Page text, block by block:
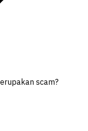
scam?